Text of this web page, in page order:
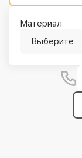
Материал
Выберите